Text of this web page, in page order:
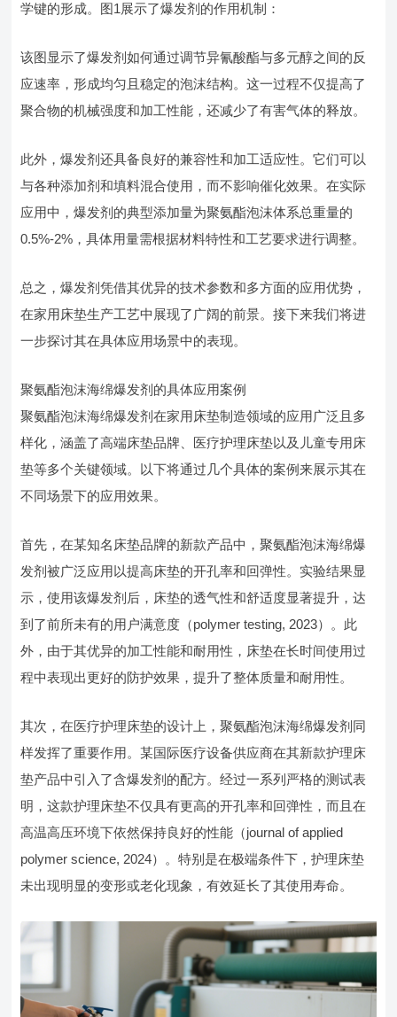
学键的形成。图1展示了爆发剂的作用机制：
该图显示了爆发剂如何通过调节异氰酸酯与多元醇之间的反
应速率，形成均匀且稳定的泡沫结构。这一过程不仅提高了
聚合物的机械强度和加工性能，还减少了有害气体的释放。
此外，爆发剂还具备良好的兼容性和加工适应性。它们可以
与各种添加剂和填料混合使用，而不影响催化效果。在实际
应用中，爆发剂的典型添加量为聚氨酯泡沫体系总重量的
0.5%-2%，具体用量需根据材料特性和工艺要求进行调整。
总之，爆发剂凭借其优异的技术参数和多方面的应用优势，
在家用床垫生产工艺中展现了广阔的前景。接下来我们将进
一步探讨其在具体应用场景中的表现。
聚氨酯泡沫海绵爆发剂的具体应用案例
聚氨酯泡沫海绵爆发剂在家用床垫制造领域的应用广泛且多
样化，涵盖了高端床垫品牌、医疗护理床垫以及儿童专用床
垫等多个关键领域。以下将通过几个具体的案例来展示其在
不同场景下的应用效果。
首先，在某知名床垫品牌的新款产品中，聚氨酯泡沫海绵爆
发剂被广泛应用以提高床垫的开孔率和回弹性。实验结果显
示，使用该爆发剂后，床垫的透气性和舒适度显著提升，达
到了前所未有的用户满意度（polymer testing, 2023）。此
外，由于其优异的加工性能和耐用性，床垫在长时间使用过
程中表现出更好的防护效果，提升了整体质量和耐用性。
其次，在医疗护理床垫的设计上，聚氨酯泡沫海绵爆发剂同
样发挥了重要作用。某国际医疗设备供应商在其新款护理床
垫产品中引入了含爆发剂的配方。经过一系列严格的测试表
明，这款护理床垫不仅具有更高的开孔率和回弹性，而且在
高温高压环境下依然保持良好的性能（journal of applied
polymer science, 2024）。特别是在极端条件下，护理床垫
未出现明显的变形或老化现象，有效延长了其使用寿命。